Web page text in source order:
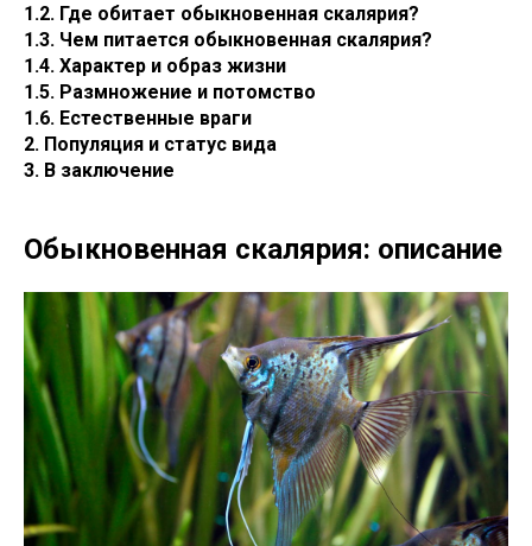
1.2. Где обитает обыкновенная скалярия?
1.3. Чем питается обыкновенная скалярия?
1.4. Характер и образ жизни
1.5. Размножение и потомство
1.6. Естественные враги
2. Популяция и статус вида
3. В заключение
Обыкновенная скалярия: описание